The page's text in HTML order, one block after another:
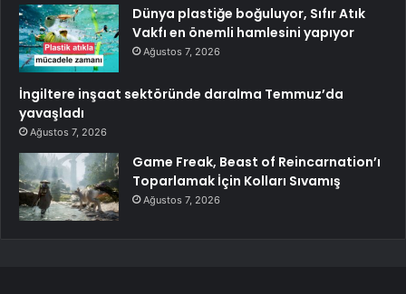
Dünya plastiğe boğuluyor, Sıfır Atık
Vakfı en önemli hamlesini yapıyor
Ağustos 7, 2026
İngiltere inşaat sektöründe daralma Temmuz’da
yavaşladı
Ağustos 7, 2026
Game Freak, Beast of Reincarnation’ı
Toparlamak İçin Kolları Sıvamış
Ağustos 7, 2026